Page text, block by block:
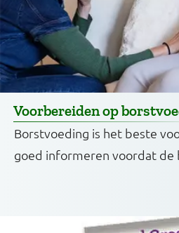
Voorbereiden op
Borstvoeding is het beste
goed informeren voordat de